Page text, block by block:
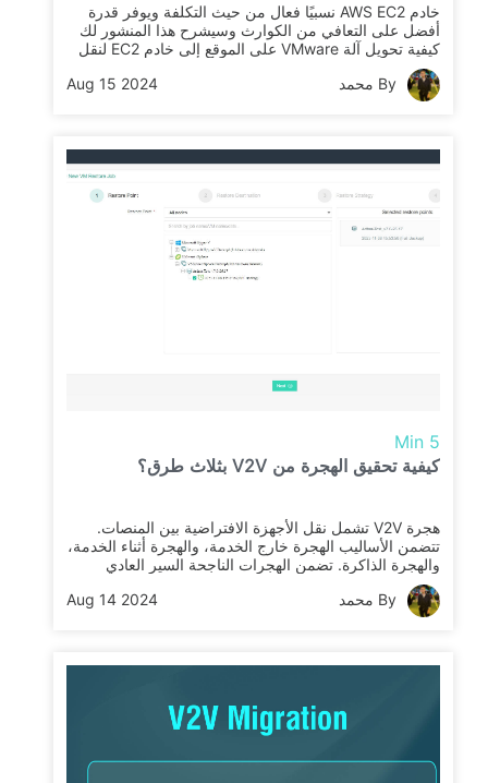
خادم AWS EC2 نسبيًا فعال من حيث التكلفة ويوفر قدرة
أفضل على التعافي من الكوارث وسيشرح هذا المنشور لك
كيفية تحويل آلة VMware على الموقع إلى خادم EC2 لنقل
التطبيقات من VMware إلى AWS.
By محمد
Aug 15 2024
5 Min
كيفية تحقيق الهجرة من V2V بثلاث طرق؟
هجرة V2V تشمل نقل الأجهزة الافتراضية بين المنصات.
تتضمن الأساليب الهجرة خارج الخدمة، والهجرة أثناء الخدمة،
والهجرة الذاكرة. تضمن الهجرات الناجحة السير العادي
للعمليات وتوافق التطبيقات عبر بيئات التحويل الافتراضي
المختلفة.
By محمد Aug 14 2024